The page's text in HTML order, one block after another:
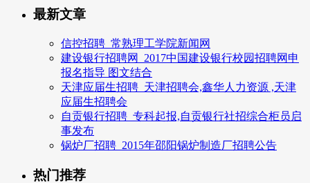
最新文章
信控招聘_常熟理工学院新闻网
建设银行招聘网_2017中国建设银行校园招聘网申
报名指导 图文结合
天津应届生招聘_天津招聘会,鑫华人力资源 ,天津
应届生招聘会
自贡银行招聘_专科起报,自贡银行社招综合柜员启
事发布
锅炉厂招聘_2015年邵阳锅炉制造厂招聘公告
热门推荐